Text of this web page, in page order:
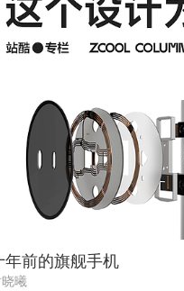
年前的旗舰手机
曦